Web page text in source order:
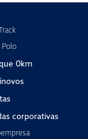
Polo
0km
corporativas